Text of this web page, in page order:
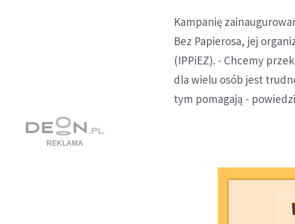
Kampanię
Bez Papierosa, jej
(IPPiEZ). - Chcemy
dla wielu osób jest
tym pomagają -